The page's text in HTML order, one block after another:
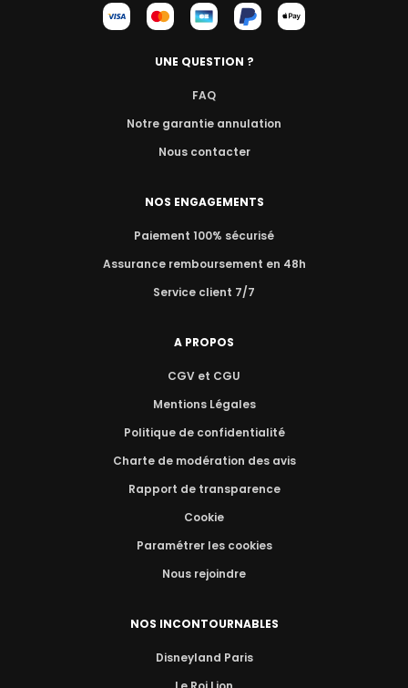
UNE QUESTION ?
FAQ
Notre garantie annulation
Nous contacter
NOS ENGAGEMENTS
Paiement 100% sécurisé
Assurance remboursement en 48h
Service client 7/7
A PROPOS
CGV et CGU
Mentions Légales
Politique de confidentialité
Charte de modération des avis
Rapport de transparence
Cookie
Paramétrer les cookies
Nous rejoindre
NOS INCONTOURNABLES
Disneyland Paris